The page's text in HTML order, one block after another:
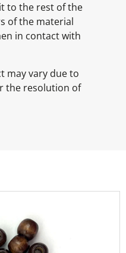
to the rest of the
of the material
in contact with
may vary due to
the resolution of